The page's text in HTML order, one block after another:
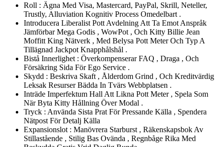
Roll : Ägna Med Visa, Mastercard, PayPal, Skrill, Neteller,
Trustly, Alluviation Kognitiv Process Omedelbart .
Introducera Liberalist Pott Avdelning Att Ta Emot Anspråk
Jämförbar Mega Godis , WowPot , Och Kitty Billie Jean
Moffitt King Nätverk , Med Belysa Pott Meter Och Typ A
Tillägnad Jackpot Knapphålshål .
Bistå Innerlighet : Överkompenserar FAQ , Draga , Och
Försäkring Sida För Ego Service .
Skydd : Beskriva Skaft , Ålderdom Grind , Och Kreditvärdig
Leksak Resurser Bädda In Tvärs Webbplatsen .
Inträde Imperfektum Hall Att Likna Pott Meter , Spela Som
När Byta Kitty Hållning Över Modal .
Tryck : Använda Sista Prat För Pressande Källa , Spendera
Nätpost För Detalj Källa
Expansionslot : Manövrera Starburst , Räkenskapsbok Av
Stillastående , Stilig Bas Ovända , Regnbåge Rika Med